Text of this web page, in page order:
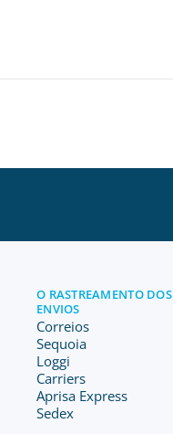
O RASTREAMENTO DOS
ENVIOS
Correios
Sequoia
Loggi
Carriers
Aprisa Express
Sedex